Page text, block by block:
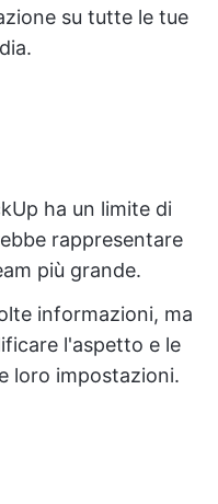
su tutte le tue
ha un limite di
rappresentare
più grande.
informazioni, ma
l'aspetto e le
loro impostazioni.